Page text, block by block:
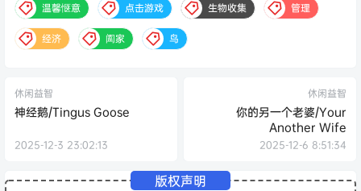
温馨惬意 点击游戏 生物收集 管理
经济 阖家 鸟
休闲益智
神经鹅/Tingus Goose
2025-12-3 23:02:13
休闲益智
你的另一个老婆/Your
Another Wife
2025-12-6 8:51:34
版权声明